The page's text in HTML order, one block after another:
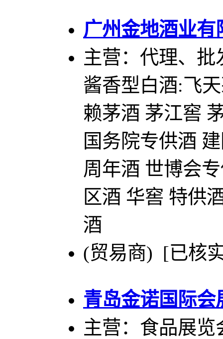
广州金地酒业有
主营：代理、
酱香型白酒:飞
赖茅酒 茅江窖
国务院专供酒
周年酒 世博会
区酒 华窖 特供
酒
(贸易商) [已核
青岛金诺国际会
主营：食品展